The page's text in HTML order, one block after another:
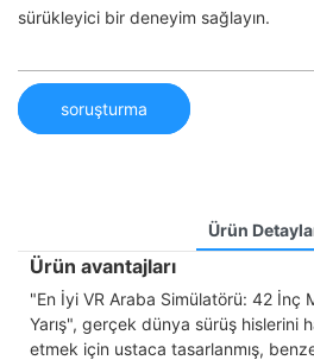
sürükleyici bir deneyim sağlayın.
soruşturma
Ürün
Ürün avantajları
"En İyi VR Araba Simülatörü: 42 İnç
Yarış", gerçek dünya sürüş hislerini
etmek için ustaca tasarlanmış,